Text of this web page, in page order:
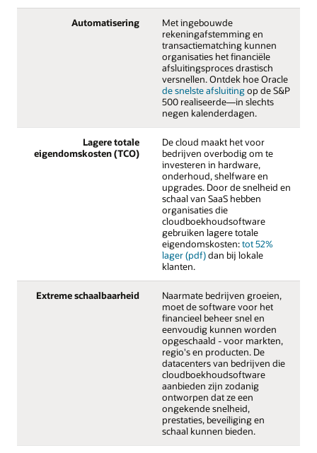
Automatisering
Met ingebouwde
rekeningafstemming en
transactiematching kunnen
organisaties het financiële
afsluitingsproces drastisch
versnellen. Ontdek hoe Oracle
de snelste afsluitingop de S&P
500 realiseerde—in slechts
negen kalenderdagen.
Lagere totale
eigendomskosten (TCO)
De cloud maakt het voor
bedrijven overbodig om te
investeren in hardware,
onderhoud, shelfware en
upgrades. Door de snelheid en
schaal van SaaS hebben
organisaties die
cloudboekhoudsoftware
gebruiken lagere totale
eigendomskosten:tot 52%
lager (pdf)dan bij lokale
klanten.
Extreme schaalbaarheid
Naarmate bedrijven groeien,
moet de software voor het
financieel beheer snel en
eenvoudig kunnen worden
opgeschaald - voor markten,
regio's en producten. De
datacenters van bedrijven die
cloudboekhoudsoftware
aanbieden zijn zodanig
ontworpen dat ze een
ongekende snelheid,
prestaties, beveiliging en
schaal kunnen bieden.